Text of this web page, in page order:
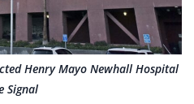
Henry Mayo Newhall Hospital
Signal